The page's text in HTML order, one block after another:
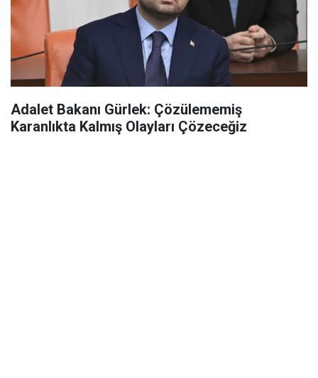
Adalet Bakanı Gürlek: Çözülememiş
Karanlıkta Kalmış Olayları Çözeceğiz